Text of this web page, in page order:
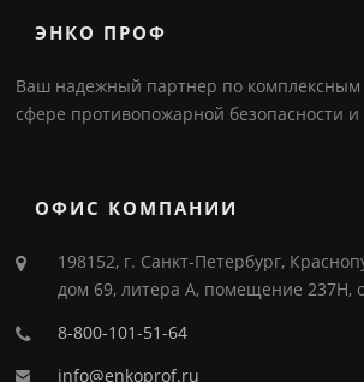
ЭНКО ПРОФ
Ваш надежный партнер по
сфере противопожарной безопасности
ОФИС КОМПАНИИ
198152, г. Санкт-Петербург,
дом 69, литера А, помещение 237Н,
8-800-101-51-64
info@enkoprof.ru